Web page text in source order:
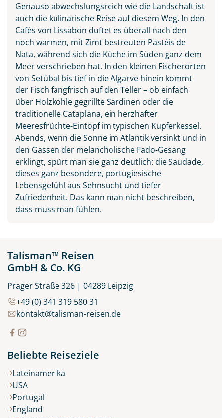
Praia do Camilo an der
Algarve, Portugal
© Balate Dorin - stock.adobe.com
Genauso abwechslungsreich wie die Landschaft ist
auch die kulinarische Reise auf diesem Weg. In den
Cafés von Lissabon duftet es überall nach den
noch warmen, mit Zimt bestreuten Pastéis de
Nata, während sich die Küche im Süden ganz dem
Meer verschrieben hat. In den kleinen Fischerorten
von Setúbal bis tief in die Algarve hinein kommt
der Fisch fangfrisch auf den Teller – ob einfach
über Holzkohle gegrillte Sardinen oder die
traditionelle Cataplana, ein herzhafter
Meeresfrüchte-Eintopf im typischen Kupferkessel.
Abends, wenn die Sonne im Atlantik versinkt und in
den Gassen der melancholische Fado-Gesang
erklingt, spürt man sie ganz deutlich: die Saudade,
dieses ganz besondere, portugiesische
Lebensgefühl aus Sehnsucht und tiefer
Zufriedenheit. Das kann man nicht beschreiben,
dass muss man fühlen.
Talisman™ Reisen
GmbH & Co. KG
Prager Straße 326 | 04289 Leipzig
+49 (0) 341 319 580 31
kontakt@talisman-reisen.de
Beliebte Reiseziele
Lateinamerika
USA
Portugal
England